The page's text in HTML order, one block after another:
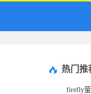
热门推
firefly